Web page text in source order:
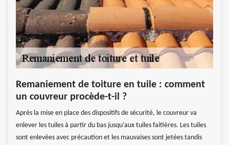
Remaniement de toiture en tuile : comment
un couvreur procède-t-il ?
Après la mise en place des dispositifs de sécurité, le couvreur va
enlever les tuiles à partir du bas jusqu’aux tuiles faitières. Les tuiles
sont enlevées avec précaution et les mauvaises sont jetées tandis